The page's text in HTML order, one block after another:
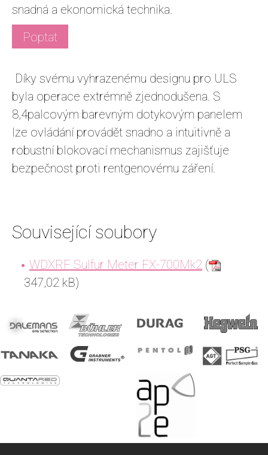
snadná a ekonomická technika.
Poptat
Díky svému vyhrazenému designu pro ULS
byla operace extrémně zjednodušena. S
8,4palcovým barevným dotykovým panelem
lze ovládání provádět snadno a intuitivně a
robustní blokovací mechanismus zajišťuje
bezpečnost proti rentgenovému záření.
Související soubory
WDXRF Sulfur Meter FX-700Mk2 (
347,02 kB)